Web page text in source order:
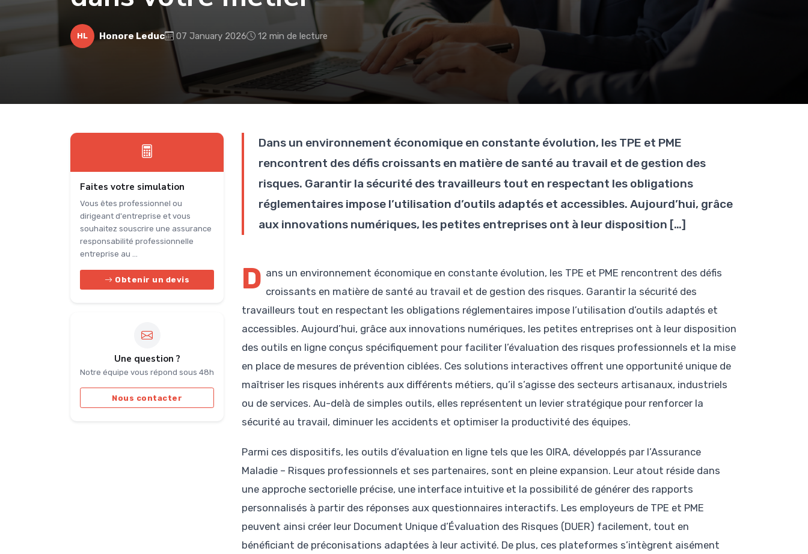
HL Honore Leduc 07 January 2026 12 min de lecture
Faites votre simulation
Vous êtes professionnel ou
dirigeant d'entreprise et vous
souhaitez souscrire une assurance
responsabilité professionnelle
entreprise au ...
Obtenir un devis
Une question ?
Notre équipe vous répond sous 48h
Nous contacter
Dans un environnement économique en constante évolution, les TPE et PME
rencontrent des défis croissants en matière de santé au travail et de gestion des
risques. Garantir la sécurité des travailleurs tout en respectant les obligations
réglementaires impose l’utilisation d’outils adaptés et accessibles. Aujourd’hui, grâce
aux innovations numériques, les petites entreprises ont à leur disposition […]
D ans un environnement économique en constante évolution, les TPE et PME rencontrent des défis
croissants en matière de santé au travail et de gestion des risques. Garantir la sécurité des
travailleurs tout en respectant les obligations réglementaires impose l’utilisation d’outils adaptés et
accessibles. Aujourd’hui, grâce aux innovations numériques, les petites entreprises ont à leur disposition
des outils en ligne conçus spécifiquement pour faciliter l’évaluation des risques professionnels et la mise
en place de mesures de prévention ciblées. Ces solutions interactives offrent une opportunité unique de
maîtriser les risques inhérents aux différents métiers, qu’il s’agisse des secteurs artisanaux, industriels
ou de services. Au-delà de simples outils, elles représentent un levier stratégique pour renforcer la
sécurité au travail, diminuer les accidents et optimiser la productivité des équipes.
Parmi ces dispositifs, les outils d’évaluation en ligne tels que les OIRA, développés par l’Assurance
Maladie – Risques professionnels et ses partenaires, sont en pleine expansion. Leur atout réside dans
une approche sectorielle précise, une interface intuitive et la possibilité de générer des rapports
personnalisés à partir des réponses aux questionnaires interactifs. Les employeurs de TPE et PME
peuvent ainsi créer leur Document Unique d’Évaluation des Risques (DUER) facilement, tout en
bénéficiant de préconisations adaptées à leur activité. De plus, ces plateformes s’intègrent aisément